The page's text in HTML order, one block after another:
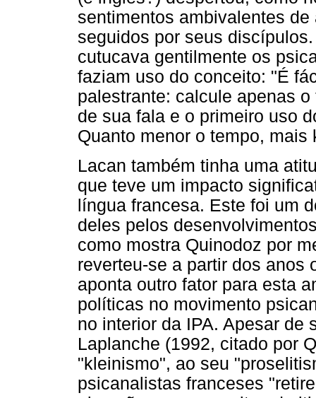
sentimentos ambivalentes
seguidos por seus
cutucava gentilmente os
faziam uso do conceito: "É
palestrante: calcule apenas
de sua fala e o primeiro uso
Quanto menor o tempo,
Lacan também tinha uma
que teve um impacto
língua francesa. Este foi um
deles pelos
como mostra Quinodoz por
reverteu-se a partir dos anos
aponta outro fator para esta
políticas no movimento
no interior da IPA. Apesar de
Laplanche (1992, citado por
"kleinismo", ao seu
psicanalistas franceses